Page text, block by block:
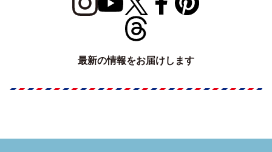
最新の情報をお届けします